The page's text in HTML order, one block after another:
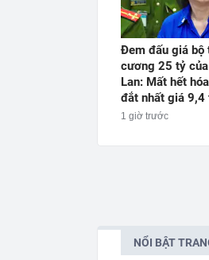
Đem đấu giá
cương 25 tỷ
Lan: Mất hết
đắt nhất giá 9,4
1 giờ trước
NỔI BẬT